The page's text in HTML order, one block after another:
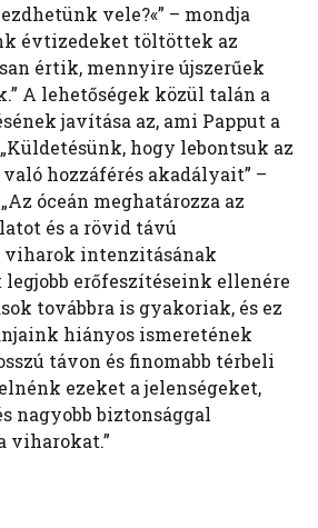
vele?«” – mondja
évtizedeket töltöttek az
értik, mennyire újszerűek
A lehetőségek közül talán a
javítása az, ami Papput a
hogy lebontsuk az
hozzáférés akadályait” –
óceán meghatározza az
és a rövid távú
viharok intenzitásának
erőfeszítéseink ellenére
továbbra is gyakoriak, és ez
hiányos ismeretének
távon és finomabb térbeli
ezeket a jelenségeket,
nagyobb biztonsággal
viharokat.”